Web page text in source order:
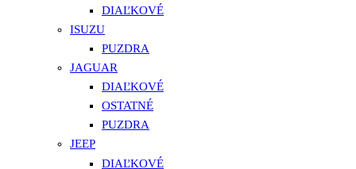
DIAĽKOVÉ
ISUZU
PUZDRA
JAGUAR
DIAĽKOVÉ
OSTATNÉ
PUZDRA
JEEP
DIAĽKOVÉ